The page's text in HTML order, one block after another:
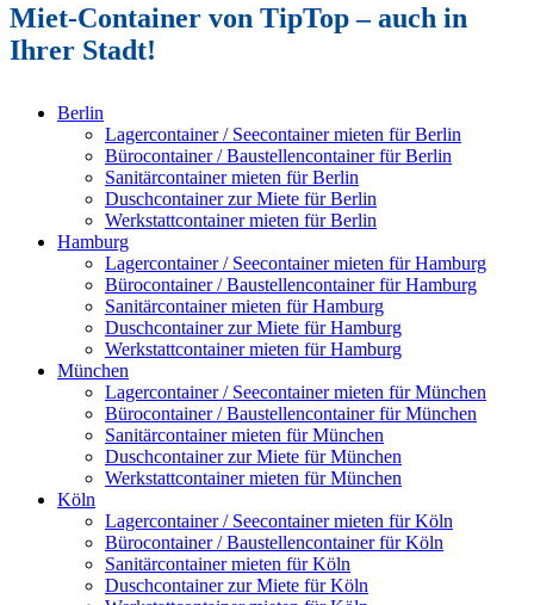
Miet-Container von TipTop – auch in
Ihrer Stadt!
Berlin
Lagercontainer / Seecontainer mieten für Berlin
Bürocontainer / Baustellencontainer für Berlin
Sanitärcontainer mieten für Berlin
Duschcontainer zur Miete für Berlin
Werkstattcontainer mieten für Berlin
Hamburg
Lagercontainer / Seecontainer mieten für Hamburg
Bürocontainer / Baustellencontainer für Hamburg
Sanitärcontainer mieten für Hamburg
Duschcontainer zur Miete für Hamburg
Werkstattcontainer mieten für Hamburg
München
Lagercontainer / Seecontainer mieten für München
Bürocontainer / Baustellencontainer für München
Sanitärcontainer mieten für München
Duschcontainer zur Miete für München
Werkstattcontainer mieten für München
Köln
Lagercontainer / Seecontainer mieten für Köln
Bürocontainer / Baustellencontainer für Köln
Sanitärcontainer mieten für Köln
Duschcontainer zur Miete für Köln